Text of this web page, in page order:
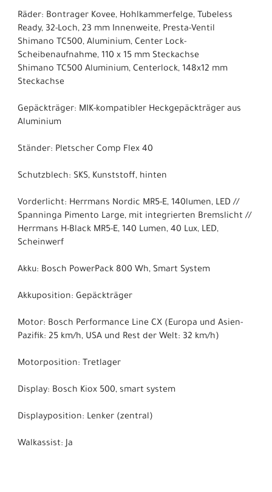
Räder: Bontrager Kovee, Hohlkammerfelge, Tubeless
Ready, 32-Loch, 23 mm Innenweite, Presta-Ventil
Shimano TC500, Aluminium, Center Lock-
Scheibenaufnahme, 110 x 15 mm Steckachse
Shimano TC500 Aluminium, Centerlock, 148x12 mm
Steckachse
Gepäckträger: MIK-kompatibler Heckgepäckträger aus
Aluminium
Ständer: Pletscher Comp Flex 40
Schutzblech: SKS, Kunststoff, hinten
Vorderlicht: Herrmans Nordic MR5-E, 140lumen, LED //
Spanninga Pimento Large, mit integrierten Bremslicht //
Herrmans H-Black MR5-E, 140 Lumen, 40 Lux, LED,
Scheinwerf
Akku: Bosch PowerPack 800 Wh, Smart System
Akkuposition: Gepäckträger
Motor: Bosch Performance Line CX (Europa und Asien-
Pazifik: 25 km/h, USA und Rest der Welt: 32 km/h)
Motorposition: Tretlager
Display: Bosch Kiox 500, smart system
Displayposition: Lenker (zentral)
Walkassist: Ja